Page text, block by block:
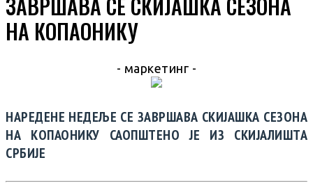
НА КОПАОНИКУ
- маркетинг -
НАРЕДЕНЕ НЕДЕЉЕ СЕ ЗАВРШАВА СКИЈАШКА СЕЗОНА
НА КОПАОНИКУ САОПШТЕНО ЈЕ ИЗ СКИЈАЛИШТА
СРБИЈЕ